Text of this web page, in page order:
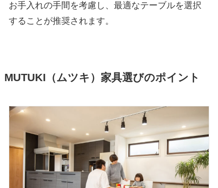
お手入れの手間を考慮し、最適なテーブルを選択
することが推奨されます。
MUTUKI（ムツキ）家具選びのポイント